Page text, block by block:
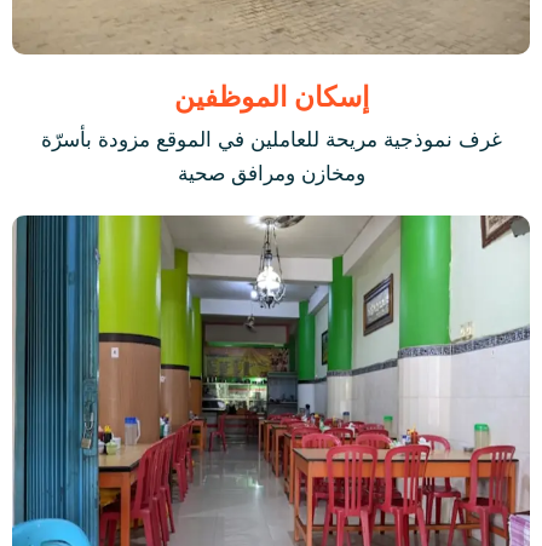
إسكان الموظفين
غرف نموذجية مريحة للعاملين في الموقع مزودة بأسرّة
ومخازن ومرافق صحية